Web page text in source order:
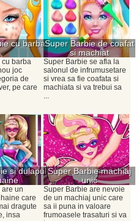
cu barba
barba
joc
de
pe care
Super Barbie de coafat
si machiat
Super Barbie se afla la
salonul de infrumusetare
si vrea sa fie coafata si
machiata si va trebui sa
...
si dulapul
un
care
dragute
insa
Super Barbie machiaj
unic
Super Barbie are nevoie
de un machiaj unic care
sa ii puna in valoare
frumoasele trasaturi si va